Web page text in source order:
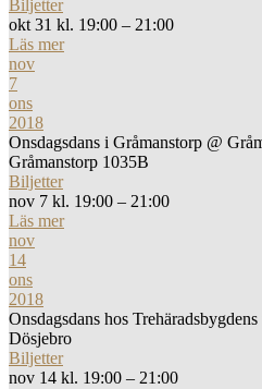
Biljetter
okt 31 kl. 19:00 – 21:00
Läs mer
nov
7
ons
2018
Onsdagsdans i Gråmanstorp @
Gråmanstorp 1035B
Biljetter
nov 7 kl. 19:00 – 21:00
Läs mer
nov
14
ons
2018
Onsdagsdans hos
Dösjebro
Biljetter
nov 14 kl. 19:00 – 21:00